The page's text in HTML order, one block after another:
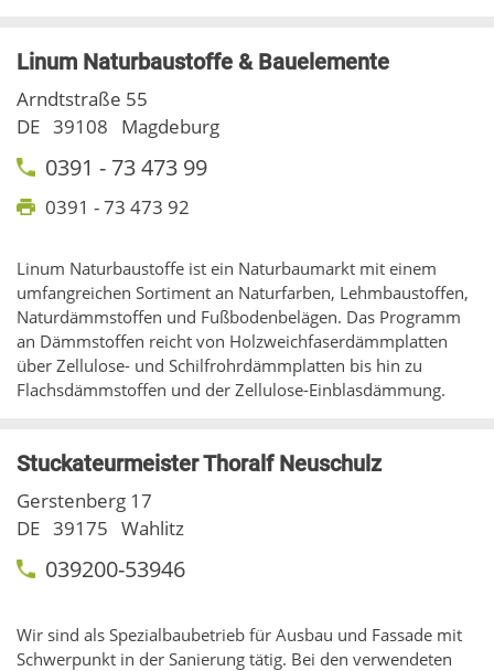
Linum Naturbaustoffe & Bauelemente
Arndtstraße 55
DE 39108 Magdeburg
0391 - 73 473 99
0391 - 73 473 92
Linum Naturbaustoffe ist ein Naturbaumarkt mit einem
umfangreichen Sortiment an Naturfarben, Lehmbaustoffen,
Naturdämmstoffen und Fußbodenbelägen. Das Programm
an Dämmstoffen reicht von Holzweichfaserdämmplatten
über Zellulose- und Schilfrohrdämmplatten bis hin zu
Flachsdämmstoffen und der Zellulose-Einblasdämmung.
Stuckateurmeister Thoralf Neuschulz
Gerstenberg 17
DE 39175 Wahlitz
039200-53946
Wir sind als Spezialbaubetrieb für Ausbau und Fassade mit
Schwerpunkt in der Sanierung tätig. Bei den verwendeten